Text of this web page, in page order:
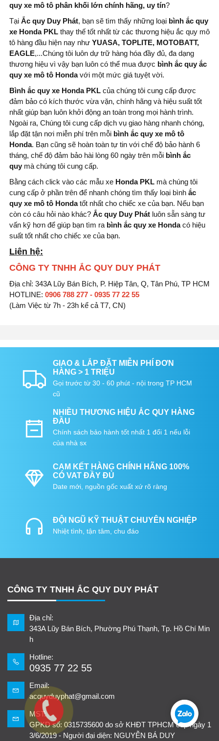
quy xe mô tô phân khối lớn chính hãng, uy tín?
Tại Ắc quy Duy Phát, bạn sẽ tìm thấy những loại bình ắc quy
xe Honda PKL thay thế tốt nhất từ ​​các thương hiệu ắc quy mô
tô hàng đầu hiện nay như YUASA, TOPLITE, MOTOBATT,
EAGLE,...Chúng tôi luôn dự trữ hàng hóa đầy đủ, đa dạng
thương hiệu vì vậy bạn luôn có thể mua được bình ắc quy ắc
quy xe mô tô Hondavới một mức giá tuyệt vời.
Bình ắc quy xe Honda PKL của chúng tôi cung cấp được
đảm bảo có kích thước vừa vặn, chính hãng và hiệu suất tốt
nhất giúp bạn luôn khởi động an toàn trong mọi hành trình.
Ngoài ra, Chúng tôi cung cấp dịch vụ giao hàng nhanh chóng,
lắp đặt tận nơi miễn phí trên mỗi bình ắc quy xe mô tô
Honda. Bạn cũng sẽ hoàn toàn tự tin với chế độ bảo hành 6
tháng, chế độ đảm bảo hài lòng 60 ngày trên mỗi bình ắc
quy mà chúng tôi cung cấp.
Bằng cách click vào các mẫu xe Honda PKL mà chúng tôi
cung cấp ở phần trên để nhanh chóng tìm thấy loại bình ắc
quy xe mô tô Hondatốt nhất cho chiếc xe của bạn. Nếu bạn
còn có câu hỏi nào khác? Ắc quy Duy Phát luôn sẵn sàng tư
vấn kỹ hơn để giúp bạn tìm ra bình ắc quy xe Hondacó hiệu
suất tốt nhất cho chiếc xe của bạn.
Liên hệ:
CÔNG TY TNHH ẮC QUY DUY PHÁT
Địa chỉ: 343A Lũy Bán Bích, P. Hiệp Tân, Q, Tân Phú, TP HCM
HOTLINE: 0906 788 277 - 0935 77 22 55
(Làm Việc từ 7h - 23h kể cả T7, CN)
GIAO & LẮP ĐẶT MIỄN PHÍ ĐƠN
HÀNG > 1 TRIỆU
Gọi trước từ 30 - 60 phút - nội trong TP HCM
cũ
NHIỀU THƯƠNG HIỆU ẮC QUY HÀNG
ĐẦU
Chính sách bảo hành tốt nhất 1 đổi 1 nếu lỗi
của nhà sx
CAM KẾT HÀNG CHÍNH HÃNG 100%
CÓ VAT ĐẦY ĐỦ
Date mới, nguồn gốc xuất xứ rõ ràng
ĐỘI NGŨ KỸ THUẬT CHUYÊN NGHIỆP
Nhiệt tình, tận tâm, chu đáo
CÔNG TY TNHH ẮC QUY DUY PHÁT
Địa chỉ:
343A Lũy Bán Bích, Phường Phú Thạnh, Tp. Hồ Chí Min
h
Hotline:
0935 77 22 55
Email:
acquyduyphat@gmail.com
MST:
GPKD số: 0315735600 do sở KHĐT TPHCM cấp ngày 1
3/6/2019 - Người đại diện: NGUYỄN BÁ DUY